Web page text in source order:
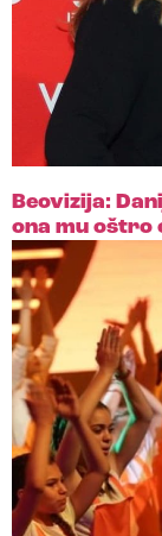
Beovizija:
ona mu oštro